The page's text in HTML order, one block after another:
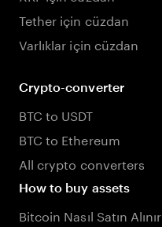
Tether için cüzdan
Varlıklar için cüzdan
Crypto-converter
BTC to USDT
BTC to Ethereum
All crypto converters
How to buy assets
Bitcoin Nasıl Satın Alınır